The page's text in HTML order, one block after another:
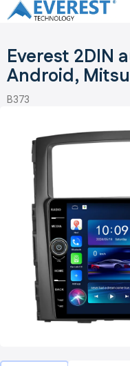
Přejít
na
Everest 2DIN
Android,
B373